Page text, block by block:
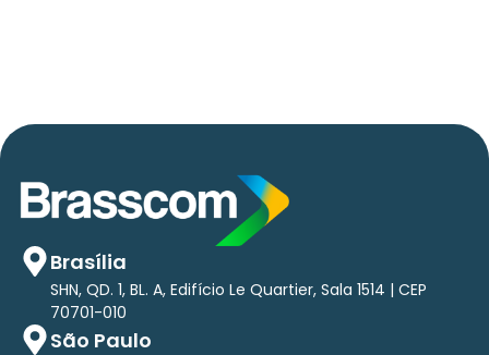
Brasília
SHN, QD. 1, BL. A, Edifício Le Quartier, Sala 1514 | CEP
70701-010
São Paulo